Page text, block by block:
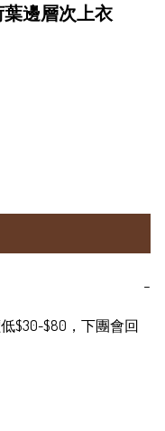
葉邊層次上衣
−
$30-$80，下團會回